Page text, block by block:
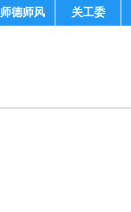
师德师风 关工委